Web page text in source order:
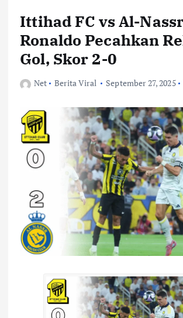
Ittihad FC vs Al-
Ronaldo Pecahkan
Gol, Skor 2-0
Net Berita Viral September 27, 2025